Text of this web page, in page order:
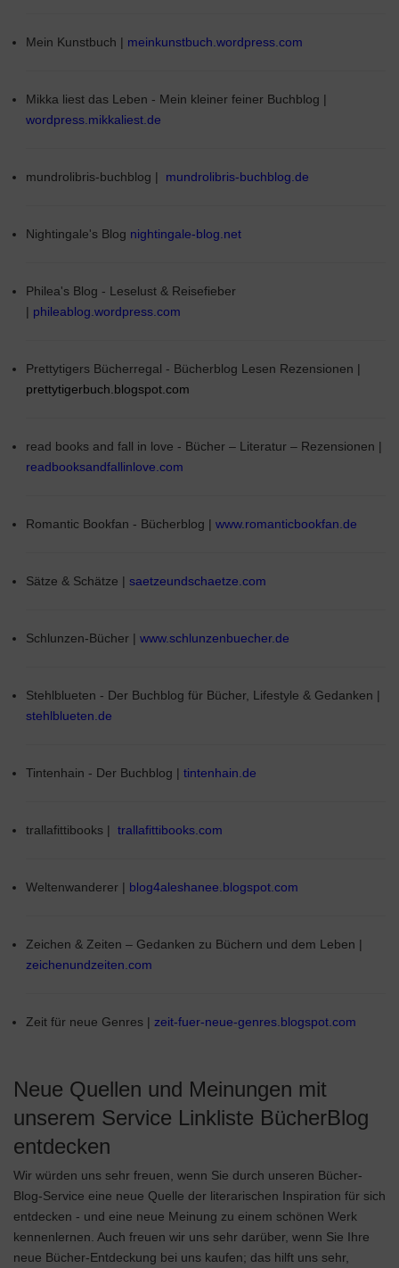
Mein Kunstbuch | meinkunstbuch.wordpress.com
Mikka liest das Leben - Mein kleiner feiner Buchblog |
wordpress.mikkaliest.de
mundrolibris-buchblog | mundrolibris-buchblog.de
Nightingale's Blog nightingale-blog.net
Philea's Blog - Leselust & Reisefieber
| phileablog.wordpress.com
Prettytigers Bücherregal - Bücherblog Lesen Rezensionen |
prettytigerbuch.blogspot.com
read books and fall in love - Bücher – Literatur – Rezensionen |
readbooksandfallinlove.com
Romantic Bookfan - Bücherblog | www.romanticbookfan.de
Sätze & Schätze | saetzeundschaetze.com
Schlunzen-Bücher | www.schlunzenbuecher.de
Stehlblueten - Der Buchblog für Bücher, Lifestyle & Gedanken |
stehlblueten.de
Tintenhain - Der Buchblog | tintenhain.de
trallafittibooks | trallafittibooks.com
Weltenwanderer | blog4aleshanee.blogspot.com
Zeichen & Zeiten – Gedanken zu Büchern und dem Leben |
zeichenundzeiten.com
Zeit für neue Genres | zeit-fuer-neue-genres.blogspot.com
Neue Quellen und Meinungen mit
unserem Service Linkliste BücherBlog
entdecken
Wir würden uns sehr freuen, wenn Sie durch unseren Bücher-
Blog-Service eine neue Quelle der literarischen Inspiration für sich
entdecken - und eine neue Meinung zu einem schönen Werk
kennenlernen. Auch freuen wir uns sehr darüber, wenn Sie Ihre
neue Bücher-Entdeckung bei uns kaufen; das hilft uns sehr,